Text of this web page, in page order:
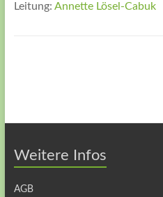
Leitung: Annette Lösel-Cabuk
Weitere Infos
AGB